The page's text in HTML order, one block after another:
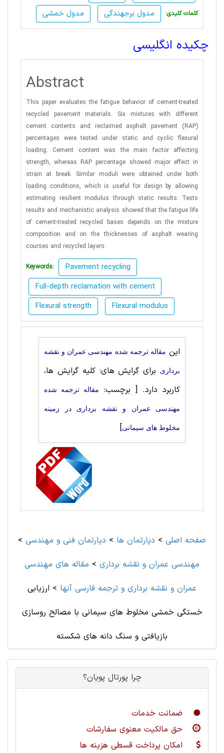
مدول خمشی مدول برجهندگی :کلمات کلیدی
چکیده انگلیسی
Abstract
This paper evaluates the fatigue behavior of cement-treated
recycled pavement materials. Six mixtures with different
cement contents and reclaimed asphalt pavement (RAP)
percentages were tested under static and cyclic flexural
loading. Cement content was the main factor affecting
strength, whereas RAP percentage showed major effect in
strain at break. Similar moduli were obtained under both
loading conditions, which is useful for design by allowing
estimating resilient modulus through static results. Tests
results and mechanistic analysis showed that the fatigue life
of cement-treated recycled bases depends on the mixture
composition and on the thicknesses of asphalt wearing
courses and recycled layers.
Keywords:
Pavement recycling
Full-depth reclamation with cement
Flexural strength
Flexural modulus
این مقاله ترجمه شده مهندسی عمران و نقشه
برداری
برای گرایش های: کلیه گرایش ها،
کاربرد دارد. [ برچسب: مقاله ترجمه شده
مهندسی عمران و نقشه برداری در زمینه
مخلوط های سیمانی]
صفحه اصلی > دپارتمان ها > دپارتمان فنی و مهندسی >
مهندسی عمران و نقشه برداری > مقاله های مهندسی
عمران و نقشه برداری و ترجمه فارسی آنها > ارزیابی
خستگی خمشی مخلوط های سیمانی با مصالح روسازی
بازیافتی و سنگ دانه های شکسته
چرا پورتال پویان؟
ضمانت خدمات
حق مالکیت معنوی سفارشات
امکان پرداخت قسطی هزینه ها